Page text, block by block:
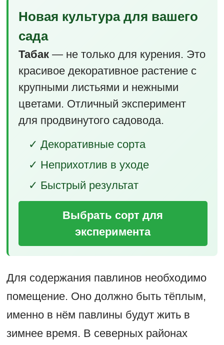
Новая культура для вашего
сада
Табак— не только для курения. Это
красивое декоративное растение с
крупными листьями и нежными
цветами. Отличный эксперимент
для продвинутого садовода.
✓ Декоративные сорта
✓ Неприхотлив в уходе
✓ Быстрый результат
Выбрать сорт для
эксперимента
Для содержания павлинов необходимо
помещение. Оно должно быть тёплым,
именно в нём павлины будут жить в
зимнее время. В северных районах